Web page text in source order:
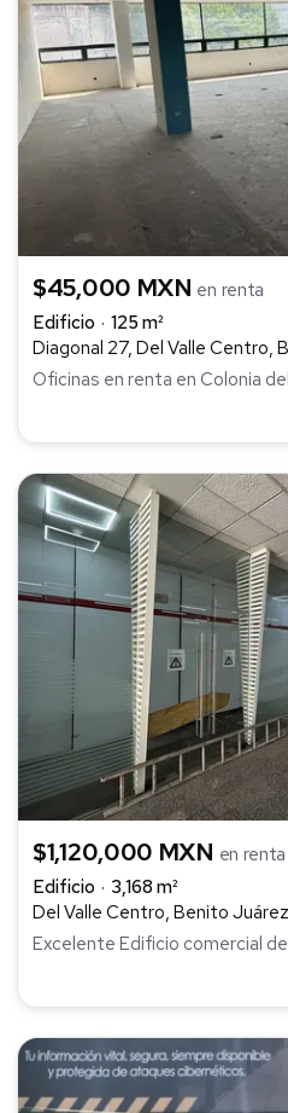
$45,000 MXN en renta
Edificio
125 m²
Diagonal 27, Del Valle Centro,
Oficinas en renta en Colonia
$1,120,000 MXN en renta
Edificio
3,168 m²
Del Valle Centro, Benito Juárez
Excelente Edificio comercial